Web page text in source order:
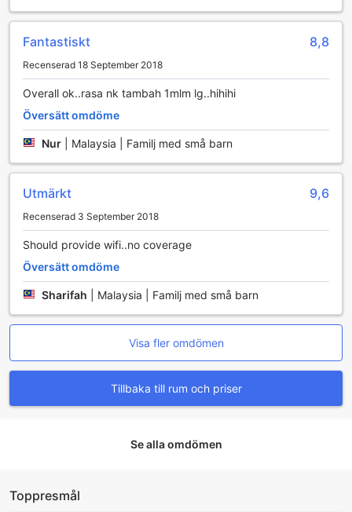
Fantastiskt 8,8
Recenserad 18 September 2018
Overall ok..rasa nk tambah 1mlm lg..hihihi
Översätt omdöme
Nur Malaysia | Familj med små barn
Utmärkt 9,6
Recenserad 3 September 2018
Should provide wifi..no coverage
Översätt omdöme
Sharifah Malaysia | Familj med små barn
Visa fler omdömen
Tillbaka till rum och priser
Se alla omdömen
Toppresmål